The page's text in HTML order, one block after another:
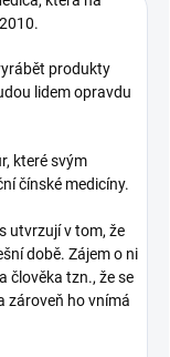
produkty
lidem opravdu
které svým
čínské medicíny.
utvrzují v tom, že
době. Zájem o ni
člověka tzn., že se
zároveň ho vnímá